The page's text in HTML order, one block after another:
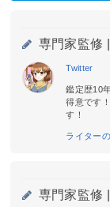
専門家監修 |
Twitter
鑑定歴10
得意です
す！
ライター
専門家監修 |